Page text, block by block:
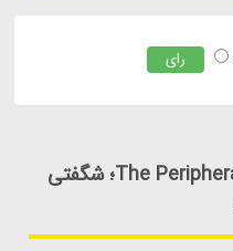
رای
دیدگاه های مرتبط با "سریال The Peripheral؛ شگفتی